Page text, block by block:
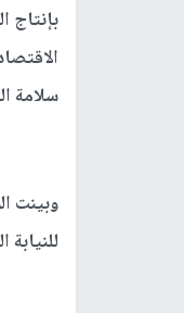
بإنتاج
سلامة
وبينت
للنيابة العامة 65 مخالفاً، وإغلاق 56